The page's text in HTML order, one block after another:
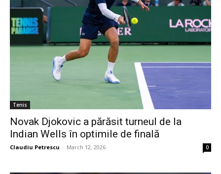
Tenis
Novak Djokovic a părăsit turneul de la
Indian Wells în optimile de finală
Claudiu Petrescu - March 12, 2026 0